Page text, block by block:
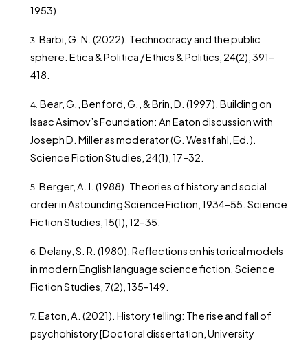
1953)
Barbi, G. N. (2022). Technocracy and the public
sphere. Etica & Politica / Ethics & Politics, 24(2), 391–
418.
Bear, G., Benford, G., & Brin, D. (1997). Building on
Isaac Asimov’s Foundation: An Eaton discussion with
Joseph D. Miller as moderator (G. Westfahl, Ed.).
Science Fiction Studies, 24(1), 17–32.
Berger, A. I. (1988). Theories of history and social
order in Astounding Science Fiction, 1934–55. Science
Fiction Studies, 15(1), 12–35.
Delany, S. R. (1980). Reflections on historical models
in modern English language science fiction. Science
Fiction Studies, 7(2), 135–149.
Eaton, A. (2021). History telling: The rise and fall of
psychohistory [Doctoral dissertation, University